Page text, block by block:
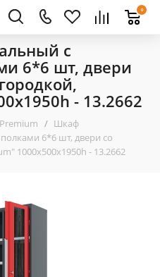
0
с
6*6 шт, двери
- 13.2662
Шкаф
6*6 шт, двери со
1000х500х1950h - 13.2662